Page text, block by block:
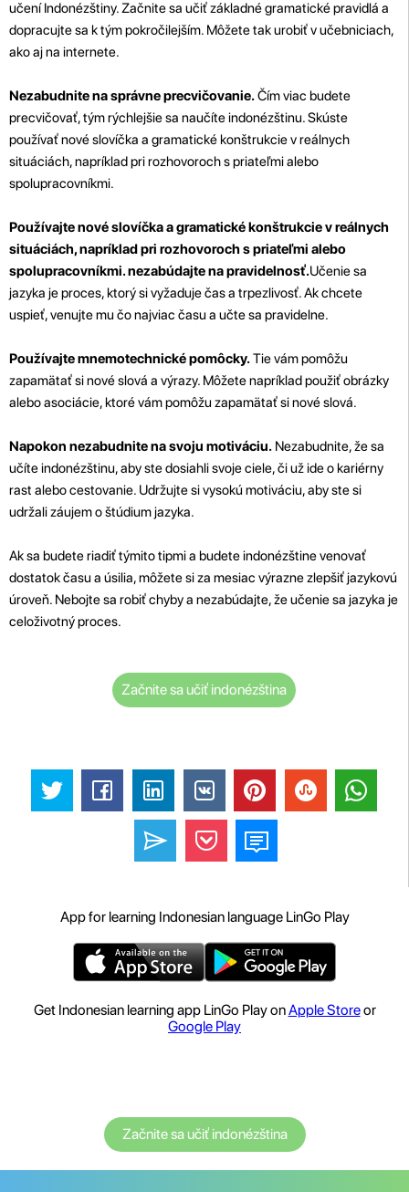
učení Indonézštiny. Začnite sa učiť základné gramatické pravidlá a
dopracujte sa k tým pokročilejším. Môžete tak urobiť v učebniciach,
ako aj na internete.
Nezabudnite na správne precvičovanie.Čím viac budete
precvičovať, tým rýchlejšie sa naučíte indonézštinu. Skúste
používať nové slovíčka a gramatické konštrukcie v reálnych
situáciách, napríklad pri rozhovoroch s priateľmi alebo
spolupracovníkmi.
Používajte nové slovíčka a gramatické konštrukcie v reálnych
situáciách, napríklad pri rozhovoroch s priateľmi alebo
spolupracovníkmi. nezabúdajte na pravidelnosť.Učenie sa
jazyka je proces, ktorý si vyžaduje čas a trpezlivosť. Ak chcete
uspieť, venujte mu čo najviac času a učte sa pravidelne.
Používajte mnemotechnické pomôcky.Tie vám pomôžu
zapamätať si nové slová a výrazy. Môžete napríklad použiť obrázky
alebo asociácie, ktoré vám pomôžu zapamätať si nové slová.
Napokon nezabudnite na svoju motiváciu. Nezabudnite, že sa
učíte indonézštinu, aby ste dosiahli svoje ciele, či už ide o kariérny
rast alebo cestovanie. Udržujte si vysokú motiváciu, aby ste si
udržali záujem o štúdium jazyka.
Ak sa budete riadiť týmito tipmi a budete indonézštine venovať
dostatok času a úsilia, môžete si za mesiac výrazne zlepšiť jazykovú
úroveň. Nebojte sa robiť chyby a nezabúdajte, že učenie sa jazyka je
celoživotný proces.
Začnite sa učiť indonézština
App for learning Indonesian language LinGo Play
Get Indonesian learning app LinGo Play onApple Storeor
Google Play
Začnite sa učiť indonézština